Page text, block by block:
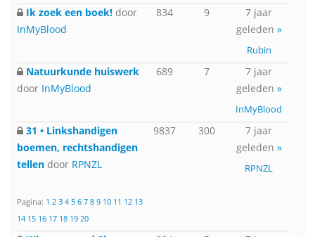
Ik zoek een boek! door
InMyBlood
834 9
7 jaar
geleden »
Rubin
Natuurkunde huiswerk
door InMyBlood
689 7
7 jaar
geleden »
InMyBlood
31 • Linkshandigen
boemen, rechtshandigen
tellen door RPNZL
Pagina: 1 2 3 4 5 6 7 8 9 10 11 12 13
14 15 16 17 18 19 20
9837 300
7 jaar
geleden »
RPNZL